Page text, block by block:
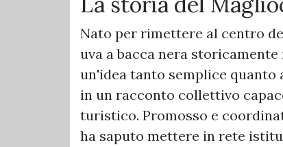
Nato per rimettere al centro
uva a bacca nera
un'idea tanto semplice
in un racconto collettivo
turistico. Promosso e
ha saputo mettere in rete